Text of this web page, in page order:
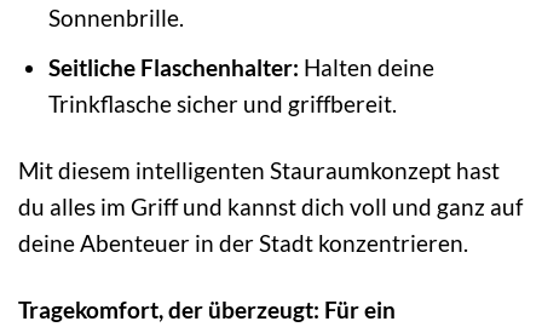
Sonnenbrille.
Seitliche Flaschenhalter: Halten deine
Trinkflasche sicher und griffbereit.
Mit diesem intelligenten Stauraumkonzept hast
du alles im Griff und kannst dich voll und ganz auf
deine Abenteuer in der Stadt konzentrieren.
Tragekomfort, der überzeugt: Für ein